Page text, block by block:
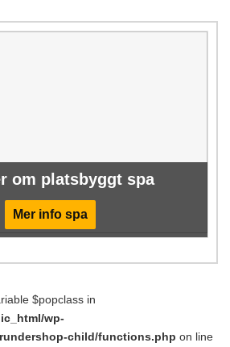
om platsbyggt spa
Mer info spa
$popclass in
wp-
child/functions.php on line